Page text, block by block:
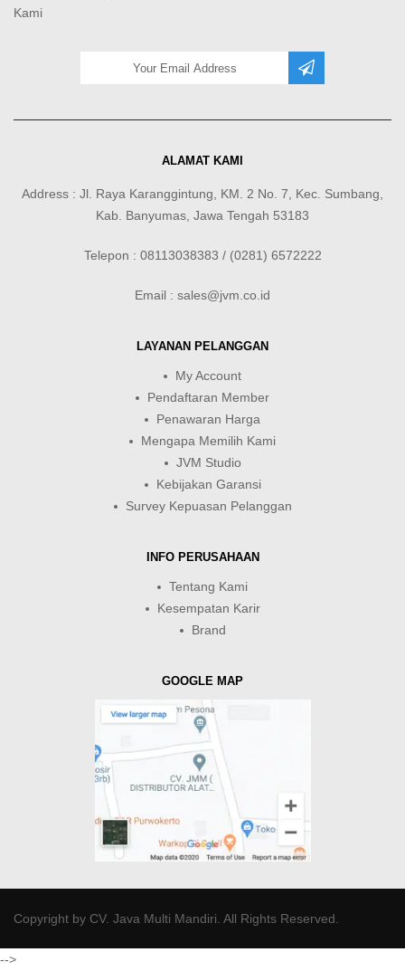
Kami
ALAMAT KAMI
Address : Jl. Raya Karanggintung, KM. 2 No. 7, Kec. Sumbang,
Kab. Banyumas, Jawa Tengah 53183
Telepon : 08113038383 / (0281) 6572222
Email : sales@jvm.co.id
LAYANAN PELANGGAN
My Account
Pendaftaran Member
Penawaran Harga
Mengapa Memilih Kami
JVM Studio
Kebijakan Garansi
Survey Kepuasan Pelanggan
INFO PERUSAHAAN
Tentang Kami
Kesempatan Karir
Brand
GOOGLE MAP
Copyright by CV. Java Multi Mandiri. All Rights Reserved.
-->